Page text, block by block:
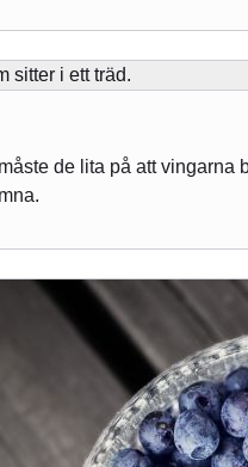
de lita på att